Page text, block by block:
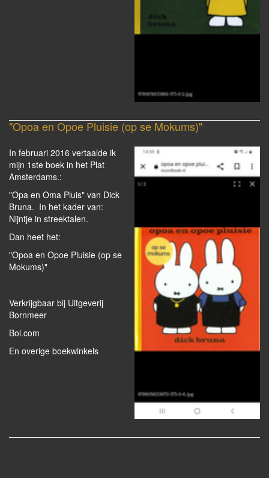
"Opoa en Opoe Pluisie (op se Mokums)"
In februari 2016 vertaalde ik
mijn 1ste boek in het Plat
Amsterdams.:
"Opa en Oma Pluis" van Dick
Bruna. In het kader van:
Nijntje in streektalen.
Dan heet het:
"Opoa en Opoe Pluisie (op se
Mokums)"
Verkrijgbaar bij Uitgeverij
Bornmeer
Bol.com
En overige boekwinkels